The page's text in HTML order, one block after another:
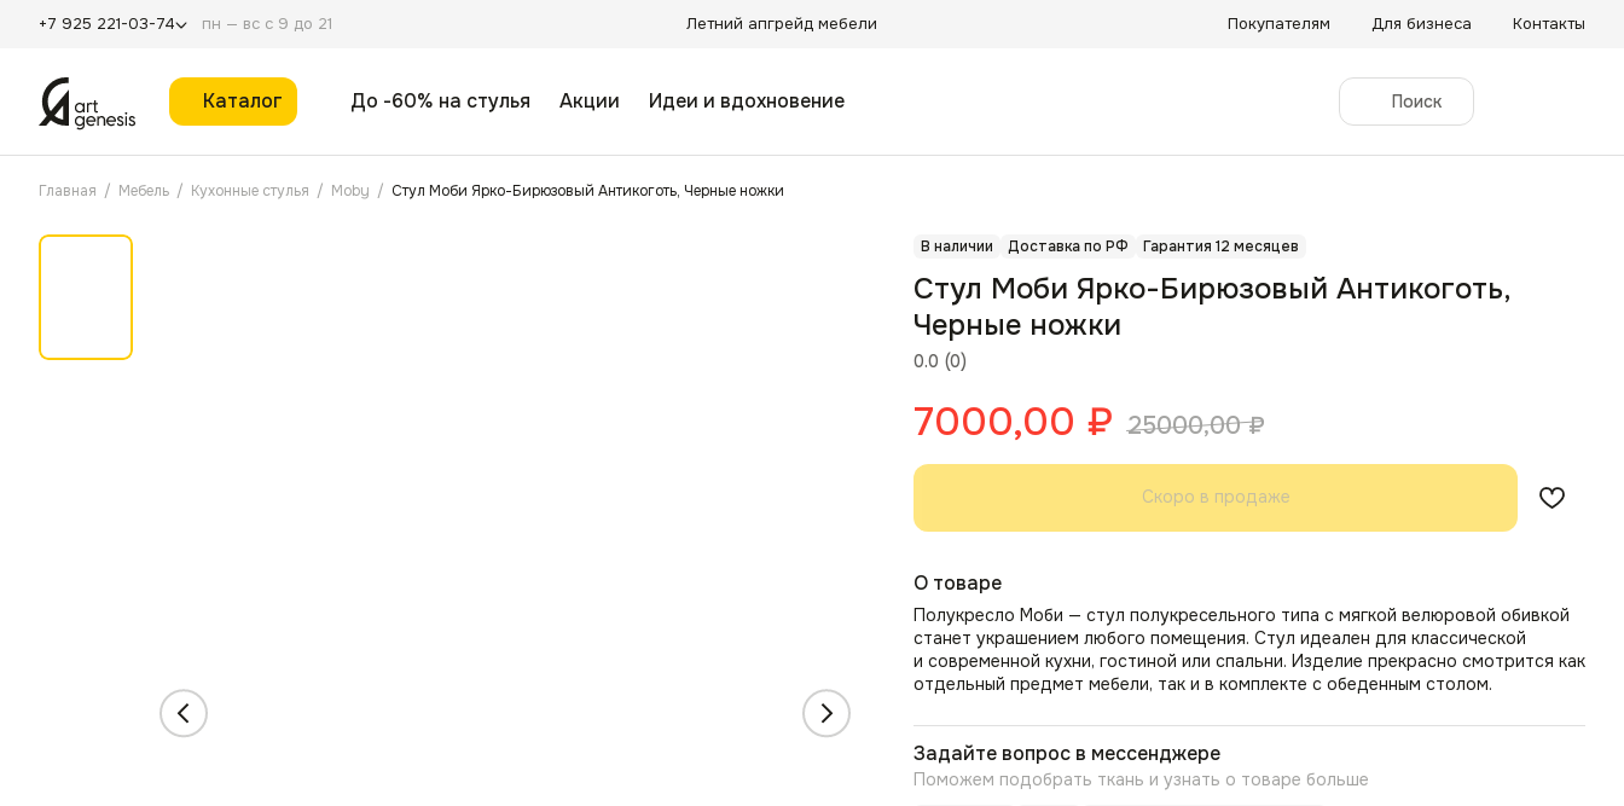
+7 925 221-03-74 пн — вс с 9 до 21 Летний апгрейд мебели Покупателям Для бизнеса Контакты
Каталог До -60% на стулья Акции Идеи и вдохновение Поиск
Главная / Мебель / Кухонные стулья / Moby / Стул Моби Ярко-Бирюзовый Антикоготь, Черные ножки
В наличии Доставка по РФ Гарантия 12 месяцев
0.0 (0)
Стул Моби Ярко-Бирюзовый Антикоготь,
Черные ножки
7000,00 ₽ 25000,00 ₽
О товаре
Полукресло Моби — стул полукресельного типа с мягкой велюровой обивкой
станет украшением любого помещения. Стул идеален для классической
и современной кухни, гостиной или спальни. Изделие прекрасно смотрится как
отдельный предмет мебели, так и в комплекте с обеденным столом.
Задайте вопрос в мессенджере
Поможем подобрать ткань и узнать о товаре больше